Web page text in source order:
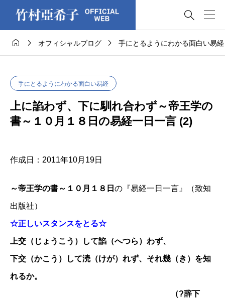

  オフィシャルブログ  手にとるようにわかる面白い易経
手にとるようにわかる面白い易経
上に諂わず、下に馴れ合わず～帝王学の
書～１０月１８日の易経一日一言 (2)
作成日：2011年10月19日
～帝王学の書～１０月１８日 の『易経一日一言』（致知
出版社）
☆正しいスタンスをとる☆
上交（じょうこう）して諂（へつら）わず、
下交（かこう）して涜（けが）れず、それ幾（き）を知
れるか。
（?辞下